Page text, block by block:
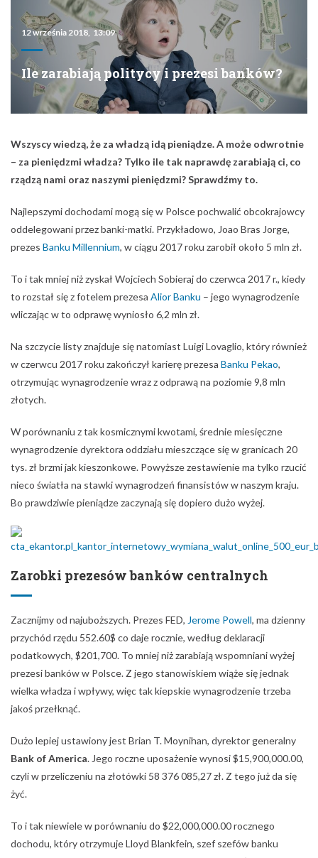
12 września 2018, 13:09
Ile zarabiają politycy i prezesi banków?
Wszyscy wiedzą, że za władzą idą pieniądze. A może odwrotnie
– za pieniędzmi władza? Tylko ile tak naprawdę zarabiają ci, co
rządzą nami oraz naszymi pieniędzmi? Sprawdźmy to.
Najlepszymi dochodami mogą się w Polsce pochwalić obcokrajowcy
oddelegowani przez banki-matki. Przykładowo, Joao Bras Jorge,
prezes Banku Millennium, w ciągu 2017 roku zarobił około 5 mln zł.
To i tak mniej niż zyskał Wojciech Sobieraj do czerwca 2017 r., kiedy
to rozstał się z fotelem prezesa Alior Banku – jego wynagrodzenie
wliczając w to odprawę wyniosło 6,2 mln zł.
Na szczycie listy znajduje się natomiast Luigi Lovaglio, który również
w czerwcu 2017 roku zakończył karierę prezesa Banku Pekao,
otrzymując wynagrodzenie wraz z odprawą na poziomie 9,8 mln
złotych.
W porównaniu z tak kosmicznymi kwotami, średnie miesięczne
wynagrodzenie dyrektora oddziału mieszczące się w granicach 20
tys. zł brzmi jak kieszonkowe. Powyższe zestawienie ma tylko rzucić
nieco światła na stawki wynagrodzeń finansistów w naszym kraju.
Bo prawdziwie pieniądze zaczynają się dopiero dużo wyżej.
Zarobki prezesów banków centralnych
Zacznijmy od najuboższych. Prezes FED, Jerome Powell, ma dzienny
przychód rzędu 552.60$ co daje rocznie, według deklaracji
podatkowych, $201,700. To mniej niż zarabiają wspomniani wyżej
prezesi banków w Polsce. Z jego stanowiskiem wiąże się jednak
wielka władza i wpływy, więc tak kiepskie wynagrodzenie trzeba
jakoś przełknąć.
Dużo lepiej ustawiony jest Brian T. Moynihan, dyrektor generalny
Bank of America. Jego roczne uposażenie wynosi $15,900,000.00,
czyli w przeliczeniu na złotówki 58 376 085,27 zł. Z tego już da się
żyć.
To i tak niewiele w porównaniu do $22,000,000.00 rocznego
dochodu, który otrzymuje Lloyd Blankfein, szef szefów banku